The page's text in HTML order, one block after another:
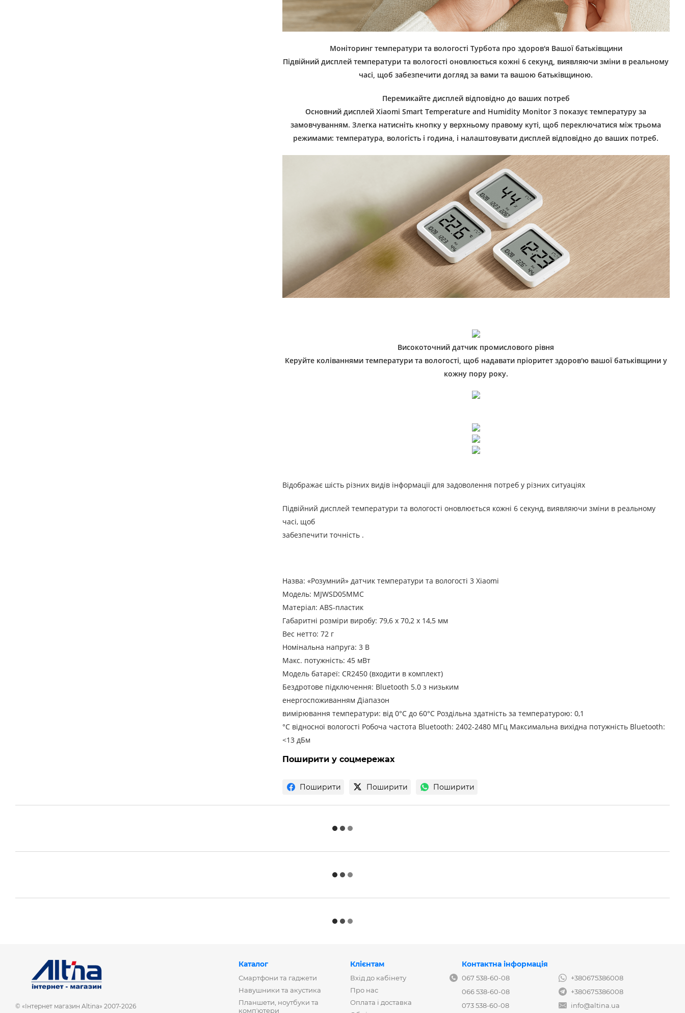
Моніторинг температури та вологості Турбота про здоров'я Вашої батьківщини
Підвійний дисплей температури та вологості оновлюється кожні 6 секунд, виявляючи зміни в реальному
часі, щоб забезпечити догляд за вами та вашою батьківщиною.
Перемикайте дисплей відповідно до ваших потреб
Основний дисплей Xiaomi Smart Temperature and Humidity Monitor 3 показує температуру за
замовчуванням. Злегка натисніть кнопку у верхньому правому куті, щоб переключатися між трьома
режимами: температура, вологість і година, і налаштовувати дисплей відповідно до ваших потреб.
Високоточний датчик промислового рівня
Керуйте коліваннями температури та вологості, щоб надавати пріоритет здоров'ю вашої батьківщини у
кожну пору року.
Відображає шість різних видів інформації для задоволення потреб у різних ситуаціях
Підвійний дисплей температури та вологості оновлюється кожні 6 секунд, виявляючи зміни в реальному
часі, щоб
забезпечити точність .
Назва: «Розумний» датчик температури та вологості 3 Xiaomi
Модель: MJWSD05MMC
Матеріал: ABS-пластик
Габаритні розміри виробу: 79,6 x 70,2 x 14,5 мм
Вес нетто: 72 г
Номінальна напруга: 3 В
Макс. потужність: 45 мВт
Модель батареї: CR2450 (входити в комплект)
Бездротове підключення: Bluetooth 5.0 з низьким
енергоспоживанням Діапазон
вимірювання температури: від 0°C до 60°C Роздільна здатність за температурою: 0,1
°C відносної вологості Робоча частота Bluetooth: 2402-2480 МГц Максимальна вихідна потужність Bluetooth:
<13 дБм
Поширити у соцмережах
Поширити Поширити Поширити
© «Інтернет магазин Altina» 2007-2026
Каталог
Смартфони та гаджети
Навушники та акустика
Планшети, ноутбуки та
компʼютери
Клієнтам
Вхід до кабінету
Про нас
Оплата і доставка
Контактна інформація
067 538-60-08
066 538-60-08
073 538-60-08
+380675386008
+380675386008
info@altina.ua